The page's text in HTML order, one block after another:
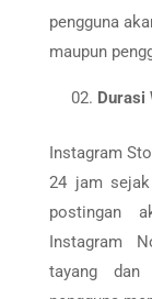
pengguna
maupun
Durasi
Instagram
24 jam
postingan
Instagram
tayang